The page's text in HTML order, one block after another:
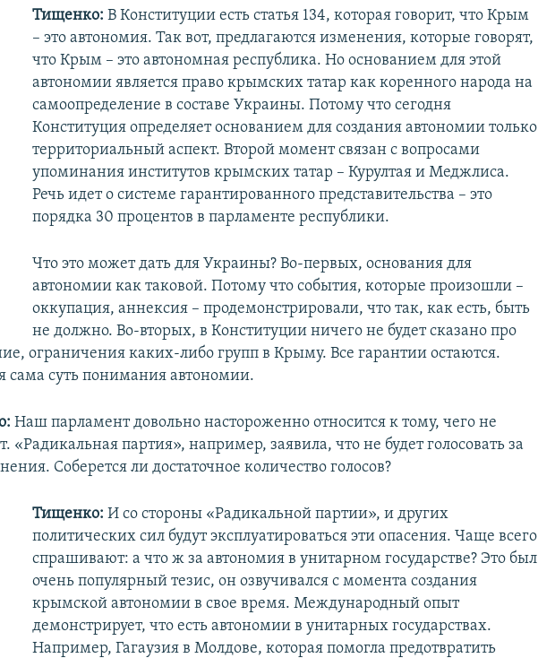
Тищенко: В Конституции есть статья 134, которая говорит, что Крым
– это автономия. Так вот, предлагаются изменения, которые говорят,
что Крым – это автономная республика. Но основанием для этой
автономии является право крымских татар как коренного народа на
самоопределение в составе Украины. Потому что сегодня
Конституция определяет основанием для создания автономии только
территориальный аспект. Второй момент связан с вопросами
упоминания институтов крымских татар – Курултая и Меджлиса.
Речь идет о системе гарантированного представительства – это
порядка 30 процентов в парламенте республики.
Что это может дать для Украины? Во-первых, основания для
автономии как таковой. Потому что события, которые произошли –
оккупация, аннексия – продемонстрировали, что так, как есть, быть
не должно. Во-вторых, в Конституции ничего не будет сказано про
ограничения каких-либо групп в Крыму. Все гарантии остаются.
сама суть понимания автономии.
Наш парламент довольно настороженно относится к тому, чего не
«Радикальная партия», например, заявила, что не будет голосовать за
Соберется ли достаточное количество голосов?
Тищенко: И со стороны «Радикальной партии», и других
политических сил будут эксплуатироваться эти опасения. Чаще всего
спрашивают: а что ж за автономия в унитарном государстве? Это был
очень популярный тезис, он озвучивался с момента создания
крымской автономии в свое время. Международный опыт
демонстрирует, что есть автономии в унитарных государствах.
Например, Гагаузия в Молдове, которая помогла предотвратить